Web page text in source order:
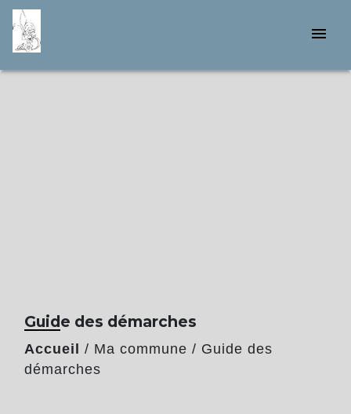
menu
Guide des démarches
Accueil / Ma commune / Guide des
démarches